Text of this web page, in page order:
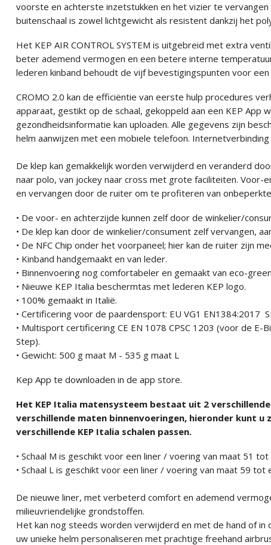
voorste en achterste inzetstukken en het vizier te
buitenschaal is zowel lichtgewicht als resistent dankzij het
Het KEP AIR CONTROL SYSTEM is uitgebreid met extra
beter ademend vermogen en een betere interne
lederen kinband behoudt de vijf bevestigingspunten voor
CROMO 2.0 kan de efficiëntie van eerste hulp procedures
apparaat, gestikt op de schaal, gekoppeld aan een KEP App
gezondheidsinformatie kan uploaden. Alle gegevens zijn
helm aanwijzen met een mobiele telefoon.
De klep kan gemakkelijk worden verwijderd en veranderd
naar polo, van jockey naar cross met grote faciliteiten. Voor-
en vervangen door de ruiter om te profiteren van
• De voor- en achterzijde kunnen zelf door de winkelier/
• De klep kan door de winkelier/consument zelf vervangen,
• De NFC Chip onder het voorpaneel; hier kan de ruiter zijn
• Kinband handgemaakt en van leder.
• Binnenvoering nog comfortabeler en gemaakt van eco-
• Nieuwe KEP Italia beschermtas met lederen KEP logo.
• 100% gemaakt in Italië.
• Certificering voor de paardensport: EU VG1 EN1384:2017
• Multisport certificering CE EN 1078 CPSC 1203 (voor de E-
Step).
• Gewicht: 500 g maat M - 535 g maat L
Kep App te downloaden in de app store.
Het KEP Italia matensysteem bestaat uit 2
verschillende maten binnenvoeringen, hieronder kunt u
verschillende KEP Italia schalen passen.
• Schaal M is geschikt voor een liner / voering van maat 51
• Schaal L is geschikt voor een liner / voering van maat 59 tot
De nieuwe liner, met verbeterd comfort en ademend
milieuvriendelijke grondstoffen.
Het kan nog steeds worden verwijderd en met de hand of in
uw unieke helm personaliseren met prachtige freehand